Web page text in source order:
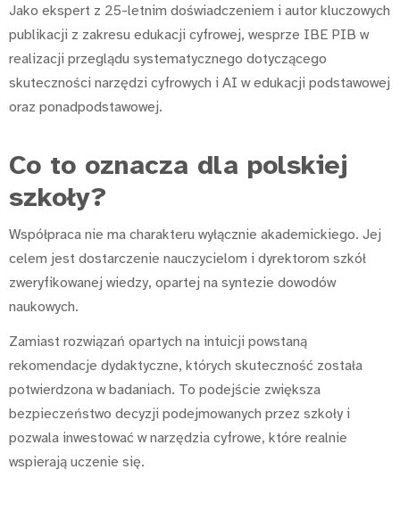
Jako ekspert z 25-letnim doświadczeniem i autor kluczowych
publikacji z zakresu edukacji cyfrowej, wesprze IBE PIB w
realizacji przeglądu systematycznego dotyczącego
skuteczności narzędzi cyfrowych i AI w edukacji podstawowej
oraz ponadpodstawowej.
Co to oznacza dla polskiej
szkoły?
Współpraca nie ma charakteru wyłącznie akademickiego. Jej
celem jest dostarczenie nauczycielom i dyrektorom szkół
zweryfikowanej wiedzy, opartej na syntezie dowodów
naukowych.
Zamiast rozwiązań opartych na intuicji powstaną
rekomendacje dydaktyczne, których skuteczność została
potwierdzona w badaniach. To podejście zwiększa
bezpieczeństwo decyzji podejmowanych przez szkoły i
pozwala inwestować w narzędzia cyfrowe, które realnie
wspierają uczenie się.